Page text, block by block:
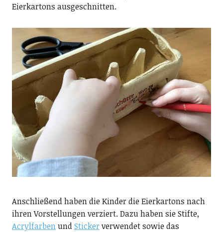
Eierkartons ausgeschnitten.
Anschließend haben die Kinder die Eierkartons nach
ihren Vorstellungen verziert. Dazu haben sie Stifte,
AcrylfarbenundSticker verwendet sowie das